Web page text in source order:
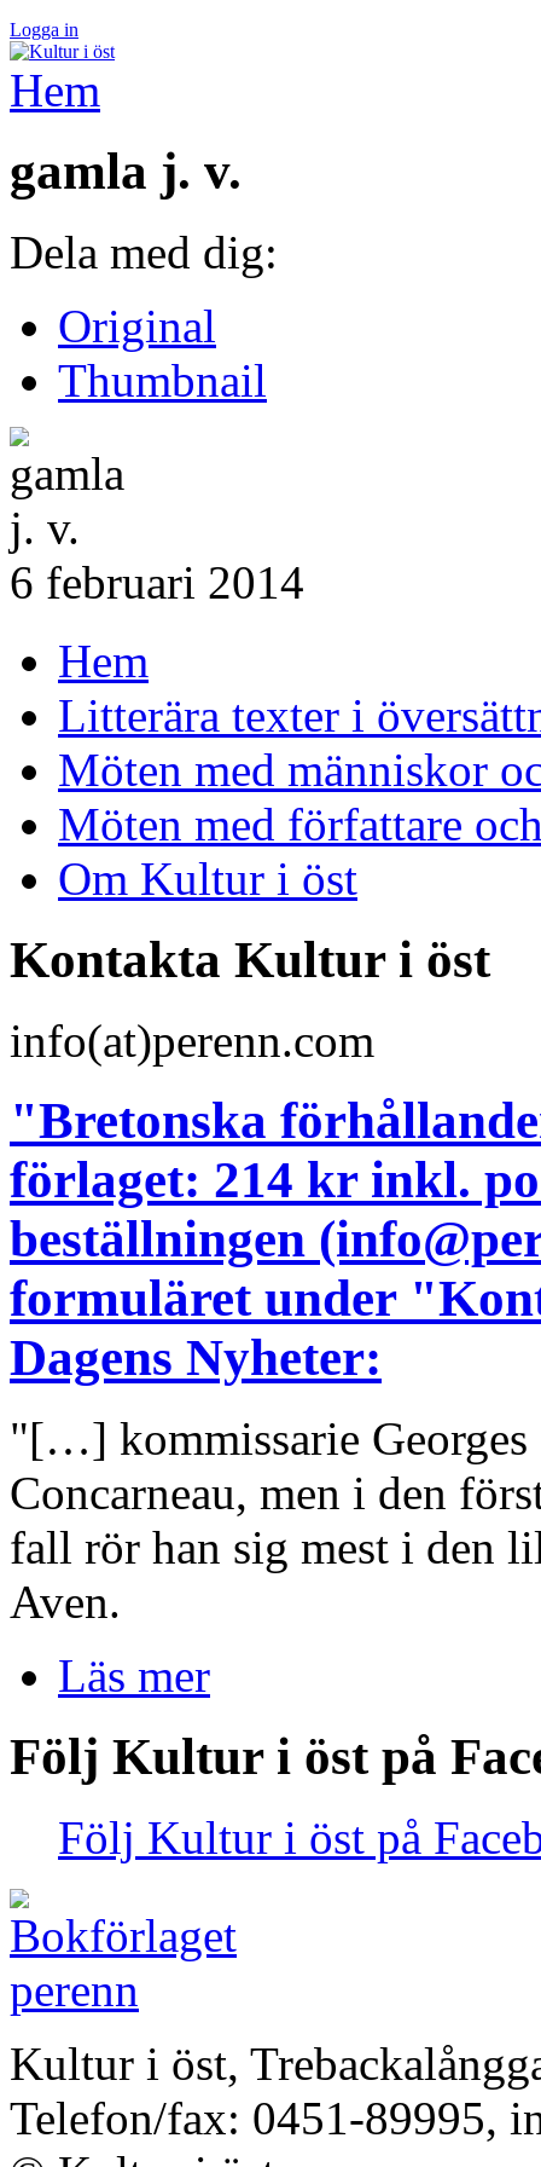
Logga in
Hem
gamla j. v.
Dela med dig:
Original
Thumbnail
6 februari 2014
Hem
Litterära texter i
Möten med människor
Möten med författare
Om Kultur i öst
Kontakta Kultur i öst
info(at)perenn.com
"Bretonska
förlaget: 214 kr inkl.
beställningen
formuläret under
Dagens Nyheter:
"[…] kommissarie Georges
Concarneau, men i den
fall rör han sig mest i den
Aven.
Läs mer
Följ Kultur i öst på
Följ Kultur i öst på
Kultur i öst,
Telefon/fax: 0451-89995,